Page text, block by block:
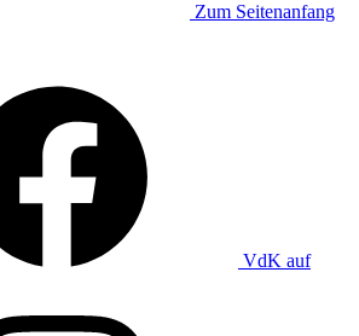
Zum Seitenanfang
VdK auf